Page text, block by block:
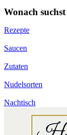
Wonach
Rezepte
Saucen
Zutaten
Nudelsorten
Nachtisch